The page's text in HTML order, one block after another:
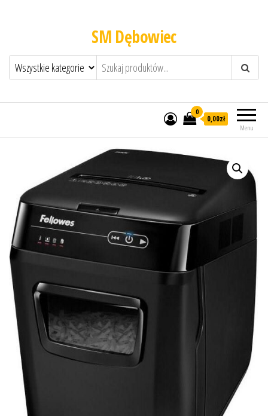
SM Dębowiec
Menu
0
0,00zł